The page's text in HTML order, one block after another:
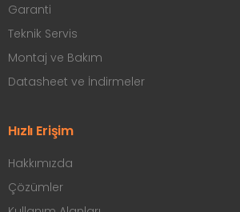
Garanti
Teknik Servis
Montaj ve Bakım
Datasheet ve İndirmeler
Hızlı Erişim
Hakkımızda
Çözümler